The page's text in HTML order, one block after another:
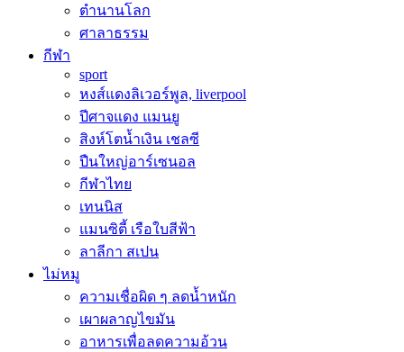
ตำนานโลก
ศาลาธรรม
กีฬา
sport
หงส์แดงลิเวอร์พูล, liverpool
ปีศาจแดง แมนยู
สิงห์โตน้ำเงิน เชลซี
ปืนใหญ่อาร์เซนอล
กีฬาไทย
เทนนิส
แมนซิตี้ เรือใบสีฟ้า
ลาลีกา สเปน
ไม่หมู
ความเชื่อผิด ๆ ลดน้ำหนัก
เผาผลาญไขมัน
อาหารเพื่อลดความอ้วน